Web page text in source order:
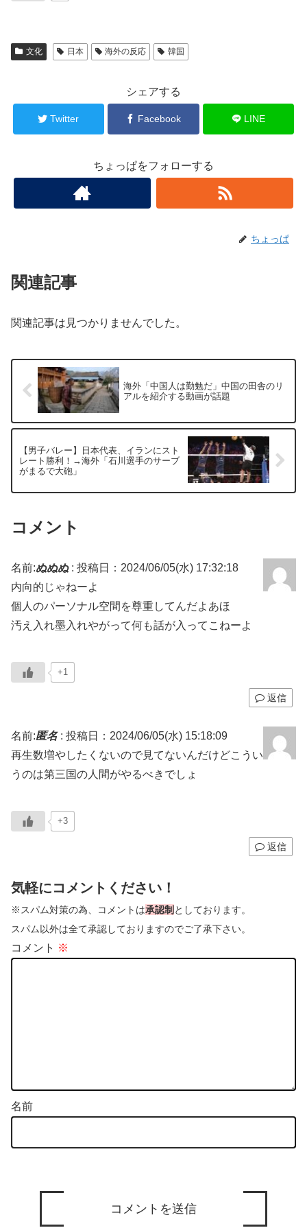
文化 日本 海外の反応 韓国
シェアする
Twitter Facebook LINE
ちょっぱをフォローする
ちょっぱ
関連記事
関連記事は見つかりませんでした。
海外「中国人は勤勉だ」中国の田舎のリ
アルを紹介する動画が話題
【男子バレー】日本代表、イランにスト
レート勝利！→海外「石川選手のサーブ
がまるで大砲」
コメント
名前:ぬぬぬ: 投稿日：2024/06/05(水) 17:32:18
内向的じゃねーよ
個人のパーソナル空間を尊重してんだよあほ
汚え入れ墨入れやがって何も話が入ってこねーよ
+1
返信
名前:匿名: 投稿日：2024/06/05(水) 15:18:09
再生数増やしたくないので見てないんだけどこうい
うのは第三国の人間がやるべきでしょ
+3
返信
気軽にコメントください！
※スパム対策の為、コメントは承認制としております。
スパム以外は全て承認しておりますのでご了承下さい。
コメント ※
名前